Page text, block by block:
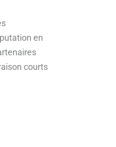
en
courts